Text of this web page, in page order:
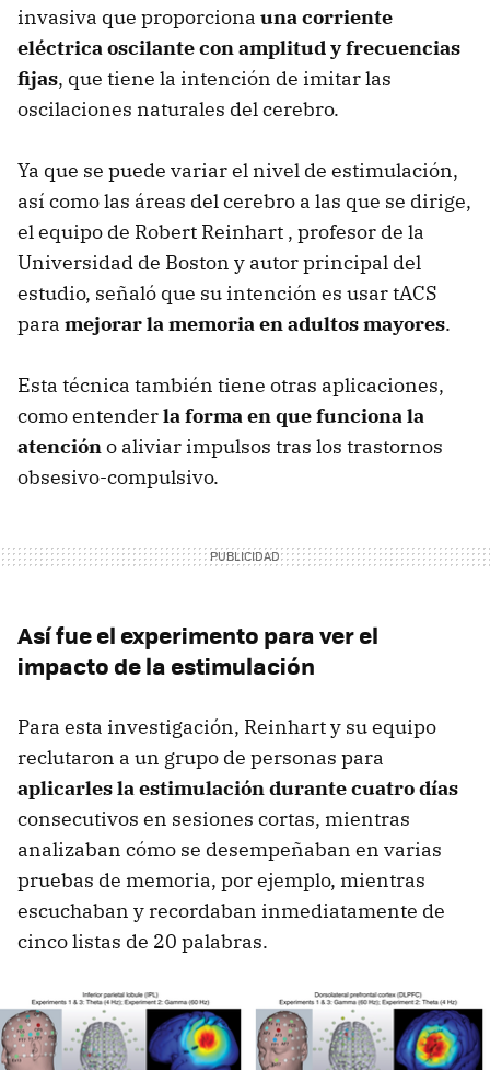
invasiva que proporciona una corriente
eléctrica oscilante con amplitud y frecuencias
fijas, que tiene la intención de imitar las
oscilaciones naturales del cerebro.
Ya que se puede variar el nivel de estimulación,
así como las áreas del cerebro a las que se dirige,
el equipo de Robert Reinhart , profesor de la
Universidad de Boston y autor principal del
estudio, señaló que su intención es usar tACS
para mejorar la memoria en adultos mayores.
Esta técnica también tiene otras aplicaciones,
como entenderla forma en que funciona la
atencióno aliviar impulsos tras los trastornos
obsesivo-compulsivo.
Así fue el experimento para ver el
impacto de la estimulación
Para esta investigación, Reinhart y su equipo
reclutaron a un grupo de personas para
aplicarles la estimulación durante cuatro días
consecutivos en sesiones cortas, mientras
analizaban cómo se desempeñaban en varias
pruebas de memoria, por ejemplo, mientras
escuchaban y recordaban inmediatamente de
cinco listas de 20 palabras.